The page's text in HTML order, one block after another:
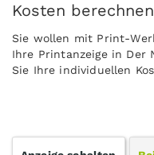
Kosten
Sie wollen mit Print-
Ihre Printanzeige in Der
Sie Ihre individuellen